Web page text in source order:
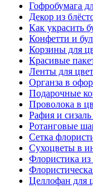
Гофробумага
Декор из
Как украсить
Конфетти и
Корзины для
Красивые
Ленты для
Органза в
Подарочные
Проволока в
Рафия и
Ротанговые
Сетка
Сухоцветы в
Флористика
Целлофан для